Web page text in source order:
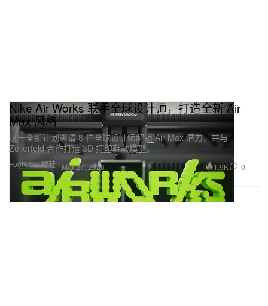
Footwear 球鞋
Nike Air Works 联手全球设计师，打造全新 Air
Max 风格
这一全新计划邀请 8 位全球设计师解锁 Air Max 潜力，并与
Zellerfeld 合作打造 3D 打印鞋款模型。
Mar 27, 2026 1.9K 0